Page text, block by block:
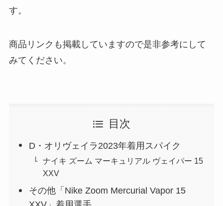
す。
商品リンクも掲載していますので是非参考にして
みてください。
目次
D・オリヴェイラ2023年着用スパイク
ナイキ ズーム マーキュリアル ヴェイパー 15
XXV
その他「Nike Zoom Mercurial Vapor 15